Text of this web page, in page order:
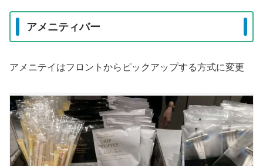
アメニティバー
アメニテイはフロントからピックアップする方式に変更